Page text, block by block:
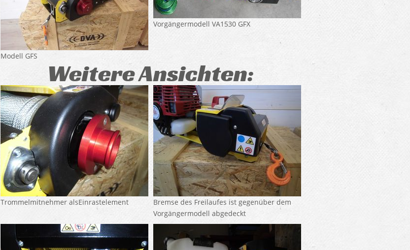
Modell GFS
Vorgängermodell VA1530 GFX
Weitere Ansichten:
Trommelmitnehmer alsEinrastelement
Bremse des Freilaufes ist gegenüber dem
Vorgängermodell abgedeckt